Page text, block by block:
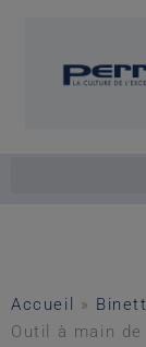
Accueil »
Outil à main de